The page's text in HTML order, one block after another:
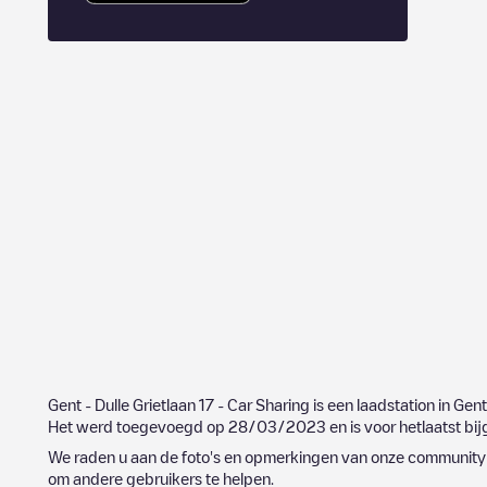
Gent - Dulle Grietlaan 17 - Car Sharing is een laadstation in Gent
Het werd toegevoegd op 28/03/2023 en is voor hetlaatst
We raden u aan de foto's en opmerkingen van onze
om andere gebruikers te helpen.